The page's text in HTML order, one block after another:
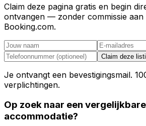
Claim deze pagina gratis en begin
ontvangen — zonder commissie
Booking.com.
Claim deze
Je ontvangt een bevestigingsmail.
verplichtingen.
Op zoek naar een vergelijkbare
accommodatie?